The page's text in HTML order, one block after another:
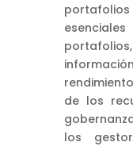
de los
los